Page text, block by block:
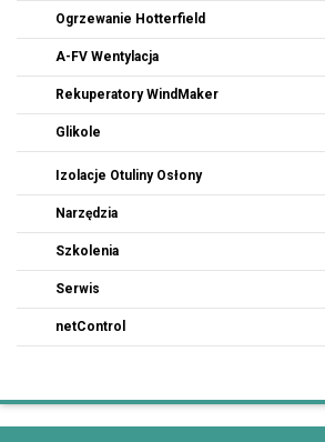
Ogrzewanie Hotterfield
A-FV Wentylacja
RekuperatoryWindMaker
Glikole
Izolacje Otuliny Osłony
Narzędzia
Szkolenia
Serwis
netControl